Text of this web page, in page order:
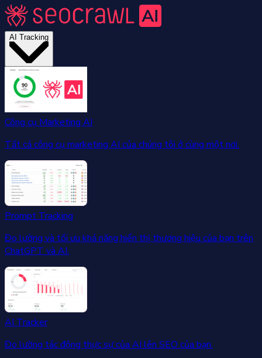
AI Tracking
Công cụ Marketing AI
Tất cả công cụ marketing AI của chúng tôi ở cùng một nơi.
Prompt Tracking
Đo lường và tối ưu khả năng hiển thị thương hiệu của bạn trên
ChatGPT và AI.
AI Tracker
Đo lường tác động thực sự của AI lên SEO của bạn.